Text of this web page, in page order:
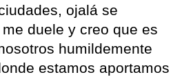
ojalá se
duele y creo que es
humildemente
estamos aportamos